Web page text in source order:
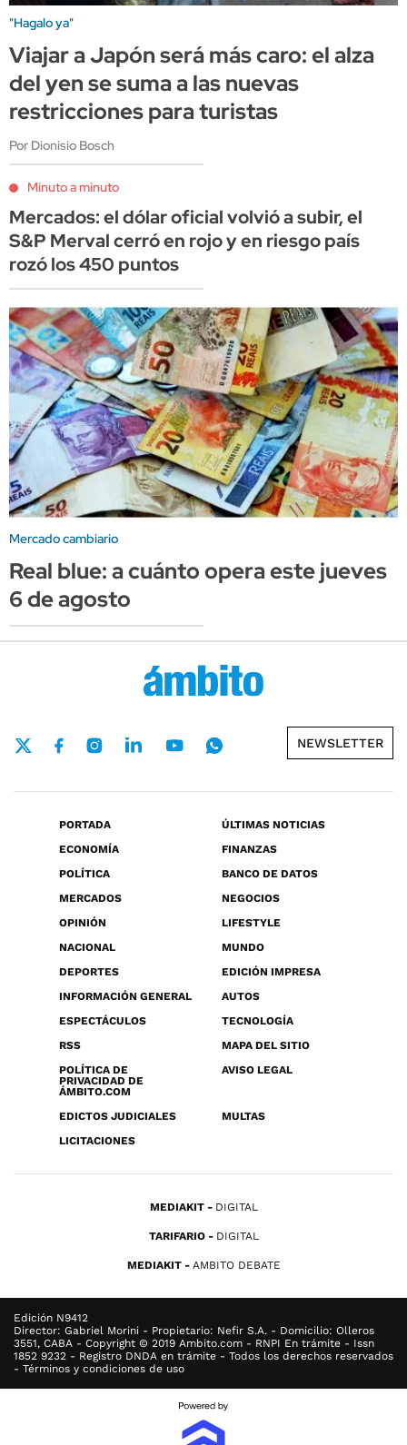
"Hagalo ya"
Viajar a Japón será más caro: el alza
del yen se suma a las nuevas
restricciones para turistas
Por Dionisio Bosch
Minuto a minuto
Mercados: el dólar oficial volvió a subir, el
S&P Merval cerró en rojo y en riesgo país
rozó los 450 puntos
Mercado cambiario
Real blue: a cuánto opera este jueves
6 de agosto
NEWSLETTER
PORTADA
ÚLTIMAS NOTICIAS
ECONOMÍA
FINANZAS
POLÍTICA
BANCO DE DATOS
MERCADOS
NEGOCIOS
OPINIÓN
LIFESTYLE
NACIONAL
MUNDO
DEPORTES
EDICIÓN IMPRESA
INFORMACIÓN GENERAL
AUTOS
ESPECTÁCULOS
TECNOLOGÍA
RSS
MAPA DEL SITIO
POLÍTICA DE
PRIVACIDAD DE
ÁMBITO.COM
AVISO LEGAL
EDICTOS JUDICIALES
MULTAS
LICITACIONES
MEDIAKIT DIGITAL
TARIFARIO DIGITAL
MEDIAKIT AMBITO DEBATE
Edición N9412
Director: Gabriel Morini - Propietario: Nefir S.A. - Domicilio: Olleros
3551, CABA - Copyright © 2019 Ambito.com - RNPI En trámite - Issn
1852 9232 - Registro DNDA en trámite - Todos los derechos reservados
- Términos y condiciones de uso